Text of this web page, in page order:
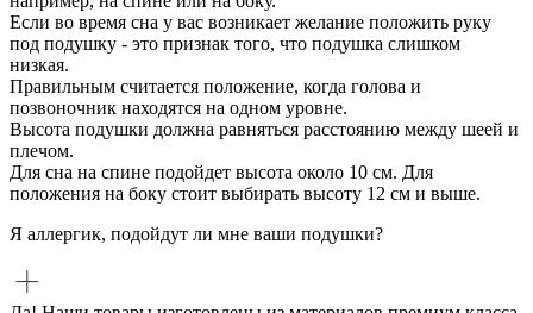
Если во время сна у вас возникает желание положить руку
под подушку - это признак того, что подушка слишком
низкая.
Правильным считается положение, когда голова и
позвоночник находятся на одном уровне.
Высота подушки должна равняться расстоянию между шеей и
плечом.
Для сна на спине подойдет высота около 10 см. Для
положения на боку стоит выбирать высоту 12 см и выше.
Я аллергик, подойдут ли мне ваши подушки?